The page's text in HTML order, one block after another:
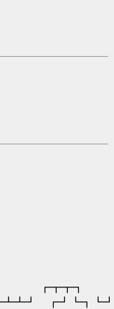
┏┓
┏┛┗┓┗┛